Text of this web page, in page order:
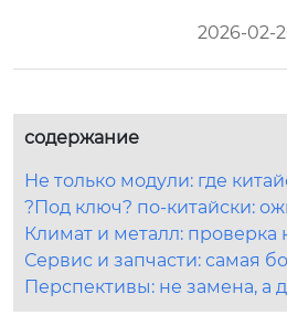
2026-02-
содержание
Не только модули: где
?Под ключ? по-китайски:
Климат и металл: проверка
Сервис и запчасти: самая
Перспективы: не замена, а